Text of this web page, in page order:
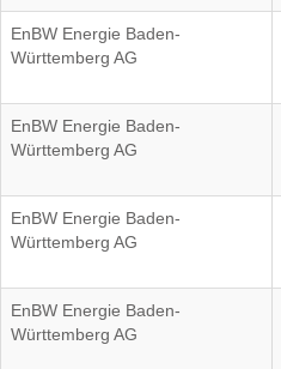
EnBW Energie Baden-
Württemberg AG
EnBW Energie Baden-
Württemberg AG
EnBW Energie Baden-
Württemberg AG
EnBW Energie Baden-
Württemberg AG